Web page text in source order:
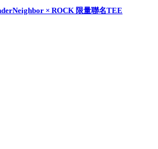
× ROCK 限量聯名TEE